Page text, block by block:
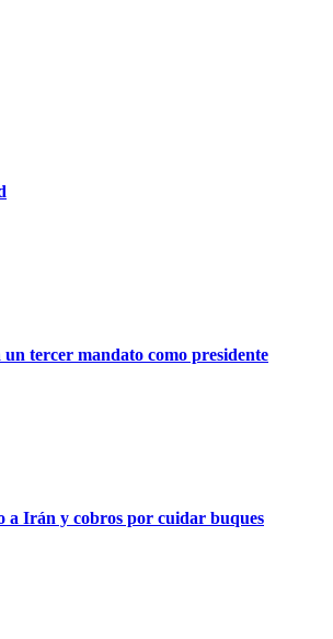
tercer mandato como presidente
a Irán y cobros por cuidar buques